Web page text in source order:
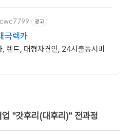
광고
극렉카
렌트, 대형차견인, 24시출동서비
"갓후리(대후리)" 전과정